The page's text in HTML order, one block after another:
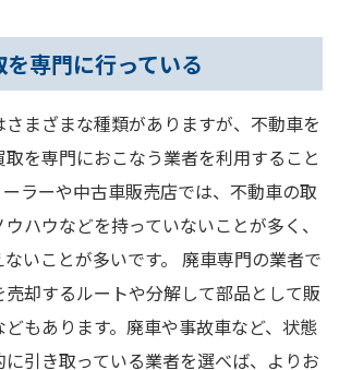
専門に行っている
まざまな種類がありますが、不動車を
を専門におこなう業者を利用すること
ラーや中古車販売店では、不動車の取
ハウなどを持っていないことが多く、
いことが多いです。 廃車専門の業者で
売却するルートや分解して部品として販
もあります。廃車や事故車など、状態
引き取っている業者を選べば、よりお